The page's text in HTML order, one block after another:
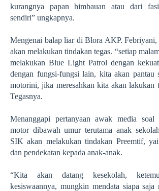
kurangnya papan himbauan atau dari
sendiri” ungkapnya.
Mengenai balap liar di Blora AKP.
akan melakukan tindakan tegas. “setiap
melakukan Blue Light Patrol dengan
dengan fungsi-fungsi lain, kita akan pantau
motorini, jika meresahkan kita akan lakukan
Tegasnya.
Menanggapi pertanyaan awak media soal
motor dibawah umur terutama anak
SIK akan melakukan tindakan Preemtif,
dan pendekatan kepada anak-anak.
“Kita akan datang kesekolah,
kesiswaannya, mungkin mendata siapa